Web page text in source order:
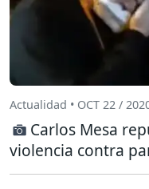
Actualidad • OCT 22 /
Carlos Mesa
violencia contra